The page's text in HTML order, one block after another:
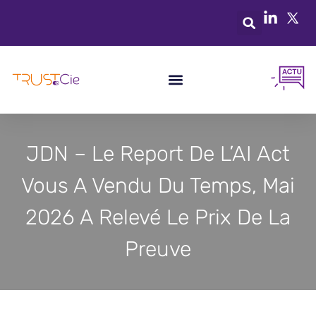
JDN – Le Report De L’AI Act
Vous A Vendu Du Temps, Mai
2026 A Relevé Le Prix De La
Preuve